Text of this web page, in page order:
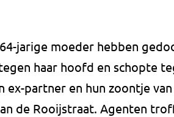
jarige moeder hebben
haar hoofd en schopte
partner en hun zoontje van
de Rooijstraat. Agenten